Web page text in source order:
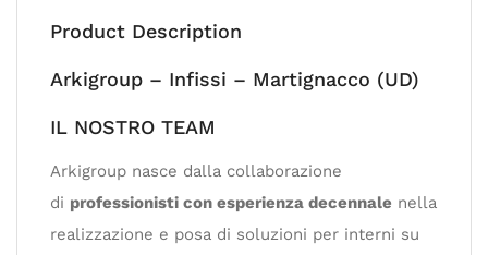
Product Description
Arkigroup – Infissi – Martignacco (UD)
IL NOSTRO TEAM
Arkigroup nasce dalla collaborazione
di professionisti con esperienza decennale nella
realizzazione e posa di soluzioni per interni su